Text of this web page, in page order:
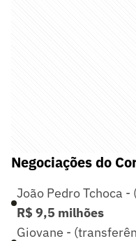
Negociações do
João Pedro Tchoca
R$ 9,5 milhões
Giovane -